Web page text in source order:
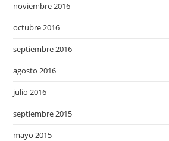
noviembre 2016
octubre 2016
septiembre 2016
agosto 2016
julio 2016
septiembre 2015
mayo 2015